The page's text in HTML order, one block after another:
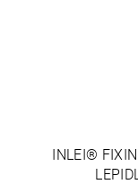
INLEI®